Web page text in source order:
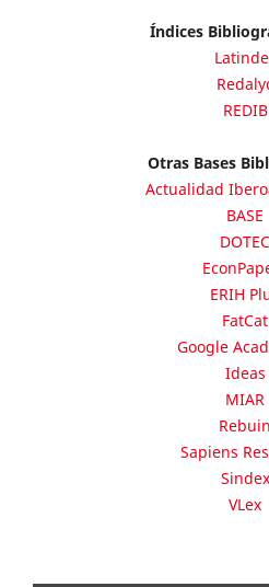
Índices
REDIB
Otras Bases
Actualidad
BASE
DOTEC
ERIH
FatCat
Google
Ideas
MIAR
Rebuin
Sapiens
Sindex
VLex